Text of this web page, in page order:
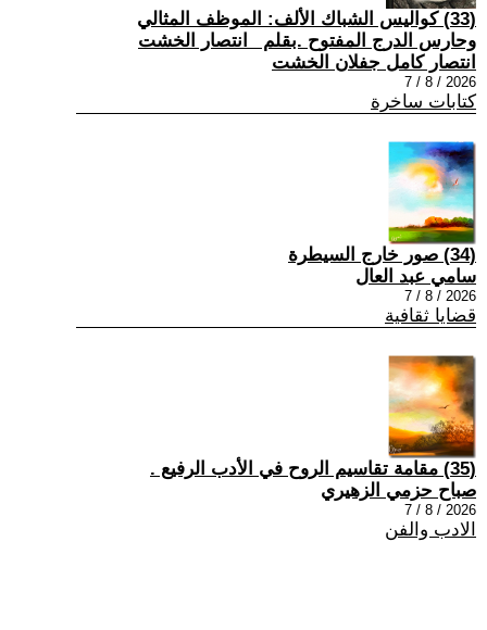
(33) كواليس الشباك الألف: الموظف المثالي
وحارس الدرج المفتوح .بقلم _انتصار الخشت
انتصار كامل جفلان الخشت
2026 / 8 / 7
كتابات ساخرة
(34) صور خارج السيطرة
سامي عبد العال
2026 / 8 / 7
قضايا ثقافية
(35) مقامة تقاسيم الروح في الأدب الرفيع .
صباح حزمي الزهيري
2026 / 8 / 7
الادب والفن